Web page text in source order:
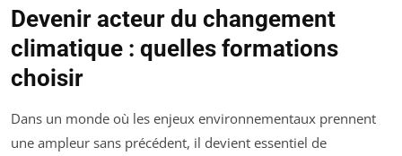
Devenir acteur du changement
climatique : quelles formations
choisir
Dans un monde où les enjeux environnementaux prennent
une ampleur sans précédent, il devient essentiel de